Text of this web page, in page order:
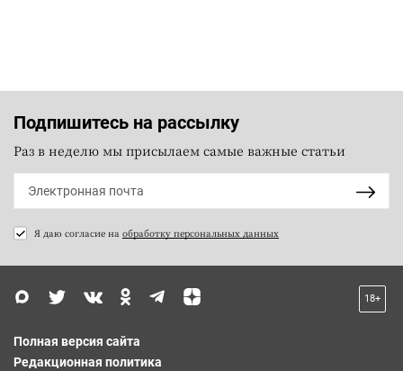
Подпишитесь на рассылку
Раз в неделю мы присылаем самые важные статьи
Я даю согласие на обработку персональных данных
18+
Полная версия сайта
Редакционная политика